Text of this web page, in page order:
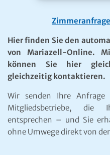
Hier finden Sie den
von Mariazell-Online.
können Sie hier
gleichzeitig kontaktieren.
Wir senden Ihre
Mitgliedsbetriebe, die
entsprechen – und Sie
ohne Umwege direkt von